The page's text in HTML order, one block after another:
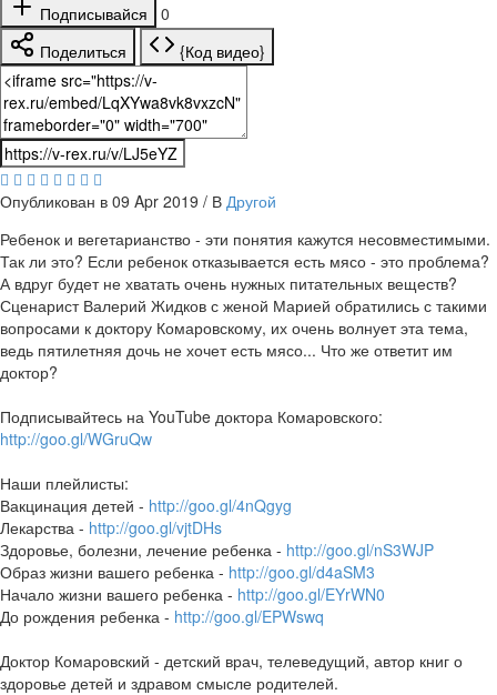
Подписывайся
0
Поделиться
{Код видео}
Опубликован в 09 Apr 2019 / В Другой
Ребенок и вегетарианство - эти понятия кажутся несовместимыми.
Так ли это? Если ребенок отказывается есть мясо - это проблема?
А вдруг будет не хватать очень нужных питательных веществ?
Сценарист Валерий Жидков с женой Марией обратились с такими
вопросами к доктору Комаровскому, их очень волнует эта тема,
ведь пятилетняя дочь не хочет есть мясо... Что же ответит им
доктор?
Подписывайтесь на YouTube доктора Комаровского:
http://goo.gl/WGruQw
Наши плейлисты:
Вакцинация детей - http://goo.gl/4nQgyg
Лекарства - http://goo.gl/vjtDHs
Здоровье, болезни, лечение ребенка - http://goo.gl/nS3WJP
Образ жизни вашего ребенка - http://goo.gl/d4aSM3
Начало жизни вашего ребенка - http://goo.gl/EYrWN0
До рождения ребенка - http://goo.gl/EPWswq
Доктор Комаровский - детский врач, телеведущий, автор книг о
здоровье детей и здравом смысле родителей.